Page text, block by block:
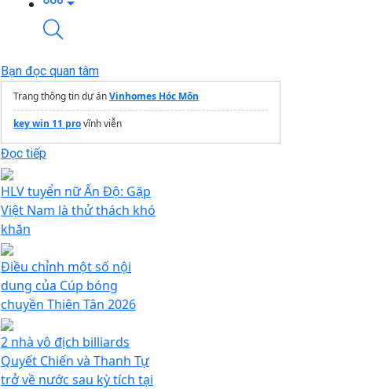
Bạn đọc quan tâm
Trang thông tin dự ánVinhomes Hóc Môn
key win 11 provĩnh viễn
Đọc tiếp
HLV tuyển nữ Ấn Độ: Gặp
Việt Nam là thử thách khó
khăn
Điều chỉnh một số nội
dung của Cúp bóng
chuyền Thiên Tân 2026
2 nhà vô địch billiards
Quyết Chiến và Thanh Tự
trở về nước sau kỳ tích tại